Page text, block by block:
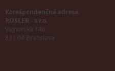
Korešpondenčná adresa:
ROSLER - s.r.o.
Vajnorská 140
831 04 Bratislava